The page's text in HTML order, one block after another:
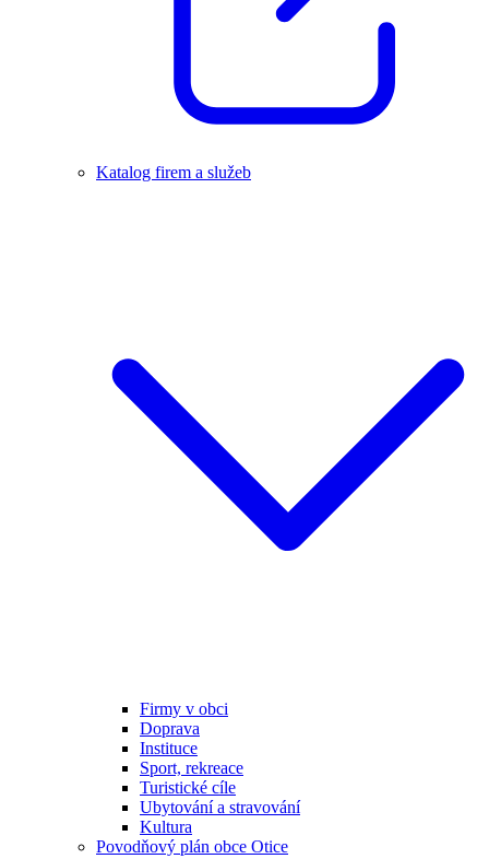
Katalog firem a služeb
Firmy v obci
Doprava
Instituce
Sport, rekreace
Turistické cíle
Ubytování a stravování
Kultura
Povodňový plán obce Otice